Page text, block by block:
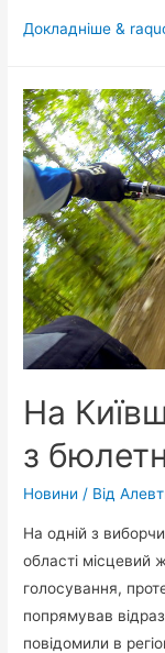
У
черга
виборців
співала
гімн
України
(відео)
Докладніше &
На
з
Новини / Від
На одній з
області місцевий
голосування,
попрямував
повідомили в